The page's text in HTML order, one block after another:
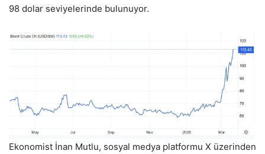
98 dolar seviyelerinde bulunuyor.
Ekonomist İnan Mutlu, sosyal medya platformu X üzerinden